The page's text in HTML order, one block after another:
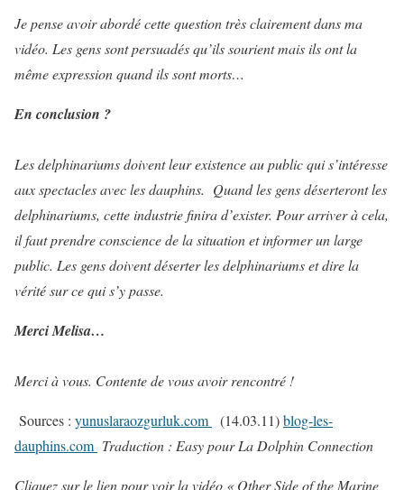
Je pense avoir abordé cette question très clairement dans ma
vidéo. Les gens sont persuadés qu’ils sourient mais ils ont la
même expression quand ils sont morts…
En conclusion ?
Les delphinariums doivent leur existence au public qui s’intéresse
aux spectacles avec les dauphins. Quand les gens déserteront les
delphinariums, cette industrie finira d’exister. Pour arriver à cela,
il faut prendre conscience de la situation et informer un large
public. Les gens doivent déserter les delphinariums et dire la
vérité sur ce qui s’y passe.
Merci Melisa…
Merci à vous. Contente de vous avoir rencontré !
Sources : yunuslaraozgurluk.com (14.03.11)blog-les-
dauphins.com Traduction : Easy pour La Dolphin Connection
Cliquez sur le lien pour voir la vidéo « Other Side of the Marine